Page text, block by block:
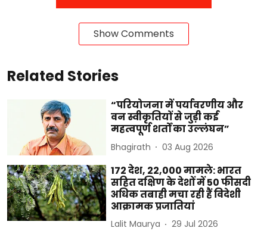
Show Comments
Related Stories
“परियोजना में पर्यावरणीय और
वन स्वीकृतियों से जुड़ी कई
महत्वपूर्ण शर्तों का उल्लंघन”
Bhagirath 03 Aug 2026
172 देश, 22,000 मामले: भारत
सहित दक्षिण के देशों में 50 फीसदी
अधिक तबाही मचा रही हैं विदेशी
आक्रामक प्रजातियां
Lalit Maurya 29 Jul 2026